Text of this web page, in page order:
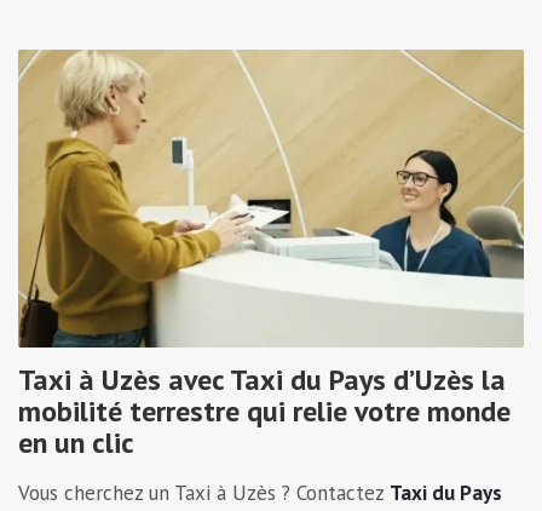
Taxi à Uzès avec Taxi du Pays d’Uzès la
mobilité terrestre qui relie votre monde
en un clic
Vous cherchez un Taxi à Uzès ? Contactez Taxi du Pays